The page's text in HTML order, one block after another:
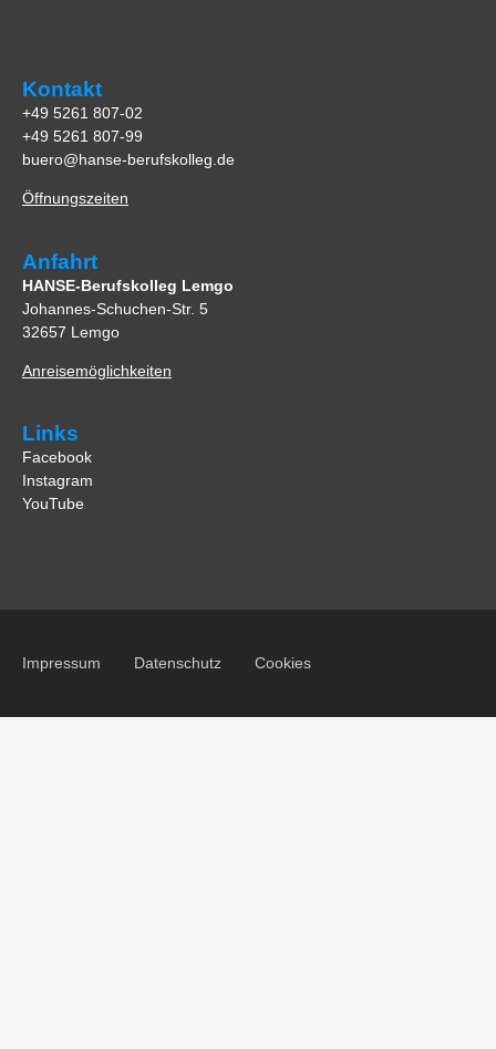
Kontakt
+49 5261 807-02
+49 5261 807-99
buero@hanse-berufskolleg.de
Öffnungszeiten
Anfahrt
HANSE-Berufskolleg Lemgo
Johannes-Schuchen-Str. 5
32657 Lemgo
Anreisemöglichkeiten
Links
Facebook
Instagram
YouTube
Impressum Datenschutz Cookies